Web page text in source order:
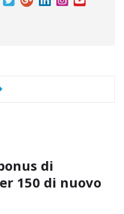
di
150 di nuovo